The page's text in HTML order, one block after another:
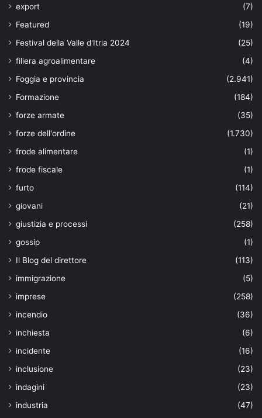
export
(7)
Featured
(19)
Festival della Valle d'Itria 2024
(25)
filiera agroalimentare
(4)
Foggia e provincia
(2.941)
Formazione
(184)
forze armate
(35)
forze dell'ordine
(1.730)
frode alimentare
(1)
frode fiscale
(1)
furto
(114)
giovani
(21)
giustizia e processi
(258)
gossip
(1)
Il Blog del direttore
(113)
immigrazione
(5)
imprese
(258)
incendio
(36)
inchiesta
(6)
incidente
(16)
inclusione
(23)
indagini
(23)
industria
(47)